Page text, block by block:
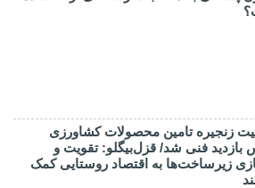
زنجیره تامین محصولات کشاورزی
بازدید فنی شد/ قزل‌بیگلو: تقویت و
زیرساخت‌ها به اقتصاد روستایی کمک